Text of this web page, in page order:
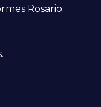
Rosario: